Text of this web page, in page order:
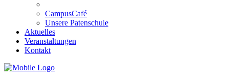
CampusCafé
Unsere Patenschule
Aktuelles
Veranstaltungen
Kontakt